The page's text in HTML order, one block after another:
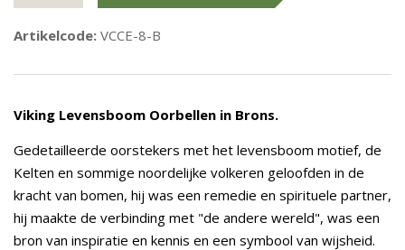
Artikelcode: VCCE-8-B
Viking Levensboom Oorbellen in Brons.
Gedetailleerde oorstekers met het levensboom motief, de
Kelten en sommige noordelijke volkeren geloofden in de
kracht van bomen, hij was een remedie en spirituele partner,
hij maakte de verbinding met "de andere wereld", was een
bron van inspiratie en kennis en een symbool van wijsheid.